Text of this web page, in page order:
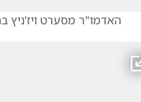
האדמו"ר מסערט